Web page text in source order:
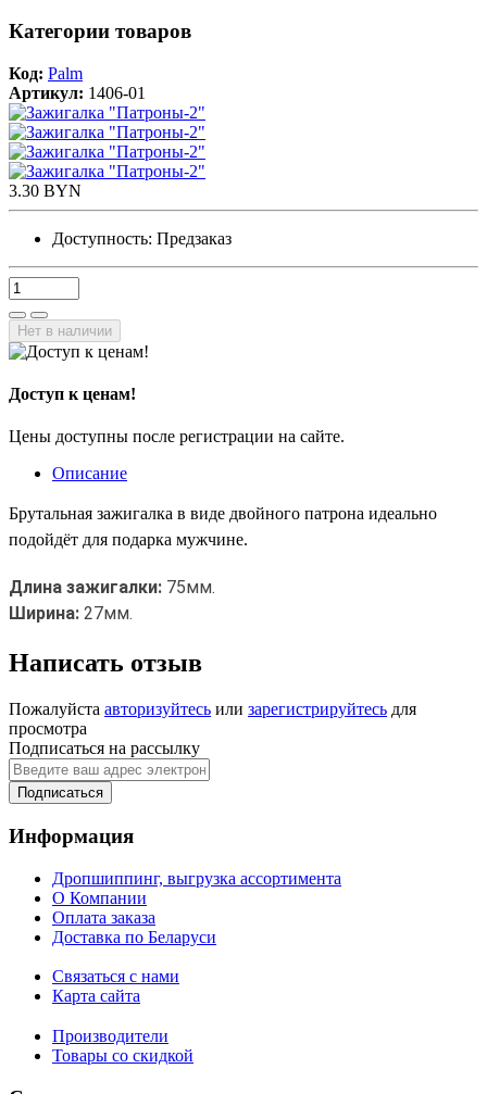
Категории товаров
Код: Palm
Артикул: 1406-01
3.30 BYN
Доступность: Предзаказ
Нет в наличии
Доступ к ценам!
Цены доступны после регистрации на сайте.
Описание
Брутальная зажигалка в виде двойного патрона идеально
подойдёт для подарка мужчине.
Длина зажигалки: 75мм.
Ширина: 27мм.
Написать отзыв
Пожалуйста авторизуйтесь или зарегистрируйтесь для
просмотра
Подписаться на рассылку
Подписаться
Информация
Дропшиппинг, выгрузка ассортимента
О Компании
Оплата заказа
Доставка по Беларуси
Связаться с нами
Карта сайта
Производители
Товары со скидкой